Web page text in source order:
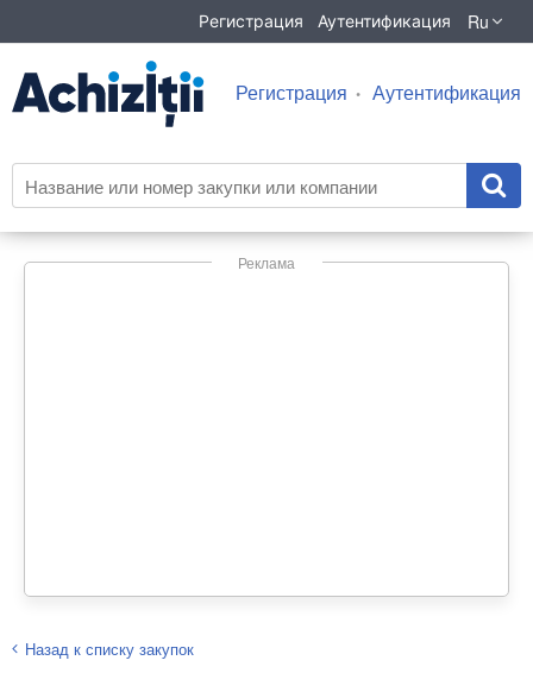
Регистрация Аутентификация Ru
Регистрация Аутентификация
Реклама
Назад к списку закупок